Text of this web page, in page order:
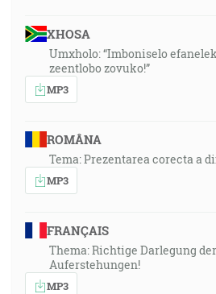
XHOSA
Umxholo: “Imboniselo
zeentlobo zovuko!”
MP3
ROMÂNA
Tema: Prezentarea corecta a
MP3
FRANÇAIS
Thema: Richtige Darlegung
Auferstehungen!
MP3